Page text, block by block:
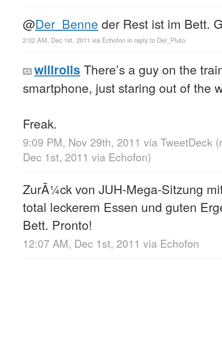
@Der_Benne der Rest ist im Bett.
2:02 AM, Dec 1st, 2011 via Echofon in reply to Der_Pluto
willrolls There’s a guy on the
smartphone, just staring out of the
Freak.
9:09 PM, Nov 29th, 2011 via TweetDeck
Dec 1st, 2011 via Echofon)
ZurÃ¼ck von JUH-Mega-Sitzung
total leckerem Essen und guten
Bett. Pronto!
12:07 AM, Dec 1st, 2011 via Echofon